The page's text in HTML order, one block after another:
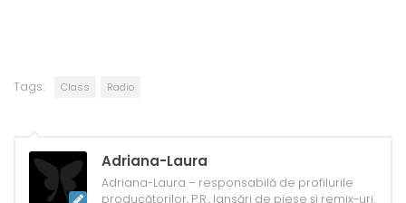
Tags: Class Radio
Adriana-Laura
Adriana-Laura – responsabilă de profilurile
producătorilor, P.R., lansări de piese și remix-uri.